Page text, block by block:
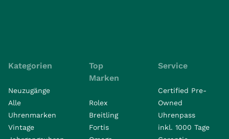
Kategorien
Neuzugänge
Alle
Uhrenmarken
Vintage
Top
Marken
Rolex
Breitling
Fortis
Service
Certified Pre-
Owned
Uhrenpass
inkl. 1000 Tage